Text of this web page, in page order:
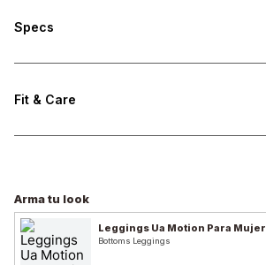
Specs
Fit & Care
Arma tu look
Leggings Ua Motion Para Mujer
Bottoms Leggings